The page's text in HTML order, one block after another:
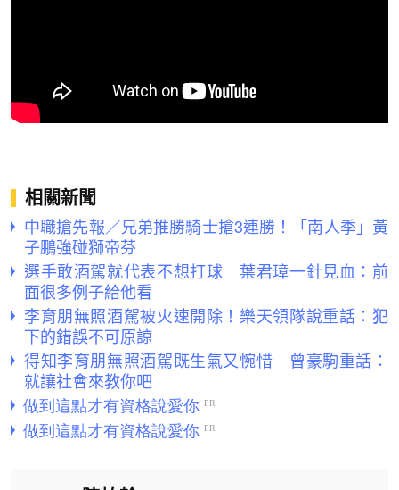
相關新聞
中職搶先報／兄弟推勝騎士搶3連勝！「南人季」黃
子鵬強碰獅帝芬
選手敢酒駕就代表不想打球 葉君璋一針見血：前
面很多例子給他看
李育朋無照酒駕被火速開除！樂天領隊說重話：犯
下的錯誤不可原諒
得知李育朋無照酒駕既生氣又惋惜 曾豪駒重話：
就讓社會來教你吧